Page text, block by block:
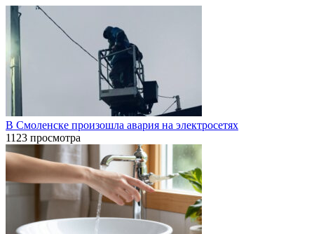
В Смоленске произошла авария на электросетях
1123 просмотра